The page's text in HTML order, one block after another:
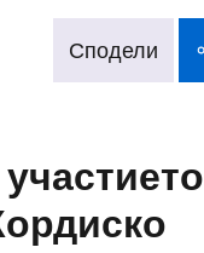
Сподели